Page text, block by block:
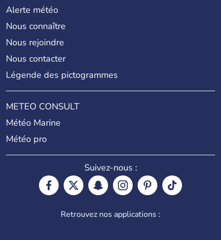
Alerte météo
Nous connaître
Nous rejoindre
Nous contacter
Légende des pictogrammes
METEO CONSULT
Météo Marine
Météo pro
Suivez-nous :
Retrouvez nos applications :